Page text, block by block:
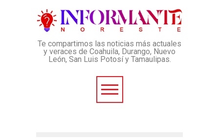
Te compartimos las noticias más actuales
y veraces de Coahuila, Durango, Nuevo
León, San Luis Potosí y Tamaulipas.